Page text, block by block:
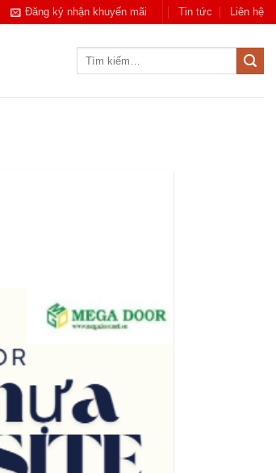
Đăng ký nhận khuyến mãi Tin tức Liên hệ